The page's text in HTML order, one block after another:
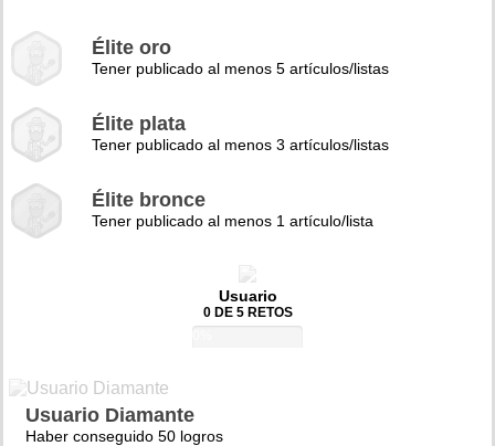
Élite oro
Tener publicado al menos 5 artículos/listas
Élite plata
Tener publicado al menos 3 artículos/listas
Élite bronce
Tener publicado al menos 1 artículo/lista
Usuario
0 DE 5 RETOS
Usuario Diamante
Haber conseguido 50 logros